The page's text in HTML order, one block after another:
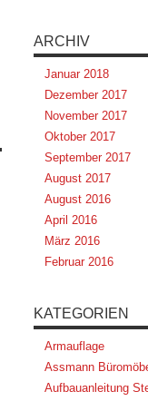
ARCHIV
Januar 2018
Dezember 2017
November 2017
Oktober 2017
September 2017
August 2017
August 2016
April 2016
März 2016
Februar 2016
KATEGORIEN
Armauflage
Assmann
Aufbauanleitung